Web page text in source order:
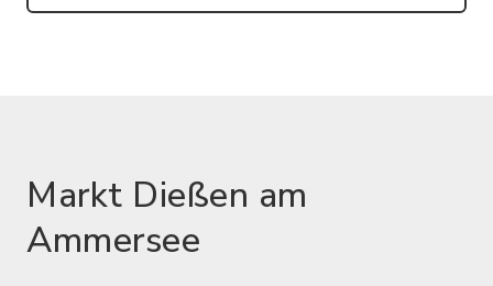
Markt Dießen am
Ammersee